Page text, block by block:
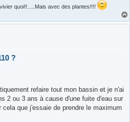
quoi!!.....Mais avec des plantes!!!!
?
refaire tout mon bassin et je n'ai
2 ou 3 ans à cause d'une fuite d'eau sur
que j'essaie de prendre le maximum